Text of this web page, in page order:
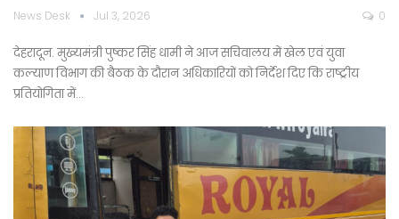
News Desk Jul 3, 2026 0
देहरादून. मुख्यमंत्री पुष्कर सिंह धामी ने आज सचिवालय में खेल एवं युवा
कल्याण विभाग की बैठक के दौरान अधिकारियों को निर्देश दिए कि राष्ट्रीय
प्रतियोगिता में…